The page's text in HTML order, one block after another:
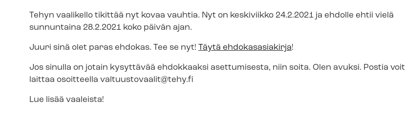
Tehyn vaalikello tikittää nyt kovaa vauhtia. Nyt on keskiviikko 24.2.2021 ja ehdolle ehtii vielä
sunnuntaina 28.2.2021 koko päivän ajan.
Juuri sinä olet paras ehdokas. Tee se nyt! Täytä ehdokasasiakirja!
Jos sinulla on jotain kysyttävää ehdokkaaksi asettumisesta, niin soita. Olen avuksi. Postia voit
laittaa osoitteella valtuustovaalit@tehy.fi
Lue lisää vaaleista!